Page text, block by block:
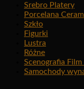
Srebro Platery
Porcelana
Szkło
Figurki
Lustra
Różne
Scenografia Film
Samochody